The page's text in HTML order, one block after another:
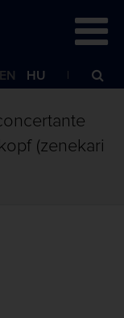
EN HU
(zenekari